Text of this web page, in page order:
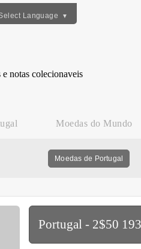
Language ▼
Moedas do Mundo
Moedas de Portugal
Portugal - 2$50